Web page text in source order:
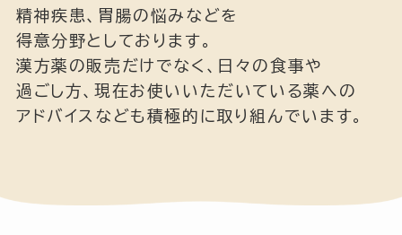
精神疾患、胃腸の悩みなどを
得意分野としております。
漢方薬の販売だけでなく、日々の食事や
過ごし方、現在お使いいただいている薬への
アドバイスなども積極的に取り組んでいます。